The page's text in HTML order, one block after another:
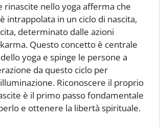
rinascite nello yoga afferma che
intrappolata in un ciclo di nascita,
determinato dalle azioni
Questo concetto è centrale
yoga e spinge le persone a
da questo ciclo per
Riconoscere il proprio
è il primo passo fondamentale
e ottenere la libertà spirituale.